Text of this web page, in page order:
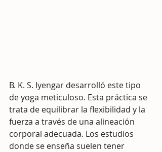
B. K. S. Iyengar desarrolló este tipo
de yoga meticuloso. Esta práctica se
trata de equilibrar la flexibilidad y la
fuerza a través de una alineación
corporal adecuada. Los estudios
donde se enseña suelen tener